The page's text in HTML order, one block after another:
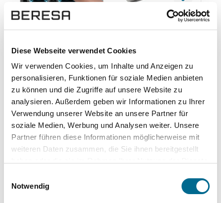
Diese Webseite verwendet Cookies
Wir verwenden Cookies, um Inhalte und Anzeigen zu
personalisieren, Funktionen für soziale Medien anbieten
zu können und die Zugriffe auf unsere Website zu
analysieren. Außerdem geben wir Informationen zu Ihrer
Verwendung unserer Website an unsere Partner für
soziale Medien, Werbung und Analysen weiter. Unsere
Partner führen diese Informationen möglicherweise mit
weiteren Daten zusammen, die Sie ihnen bereitgestellt
Cookies, wenn Sie unsere Webseite weiterhin nutzen.
Notwendig
Mercedes-Benz Glas & Scheiben
Pflegeset
sorgt für eine gründliche Reinigung der
Fahrzeugscheiben im Innen- und Außenbereich.
Unterstützt eine klare und streifenfreie Sicht
während der Fahrt. Besonderheiten Reinigung von
Fahrzeugscheiben innen und außenStreifenfreie
GlasreinigungIdeal für Front-, Seiten- und
HeckscheibenOriginal Mercedes-Benz
Pflegeprodukte Lieferumfang Mercedes-Benz
intensiv für das Exterieur (A0009864071)Mercedes-
43,47 €
ZUM PRODUKT